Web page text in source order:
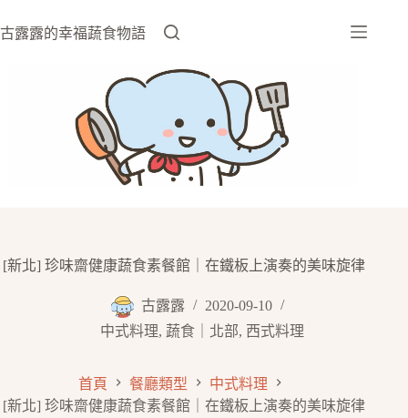
至
古露露的幸福蔬食物語
[新北] 珍味齋健康蔬食素餐館｜在鐵板上演奏的美味旋律
古露露
2020-09-10
中式料理, 蔬食｜北部, 西式料理
首頁 餐廳類型
中式料理
[新北] 珍味齋健康蔬食素餐館｜在鐵板上演奏的美味旋律